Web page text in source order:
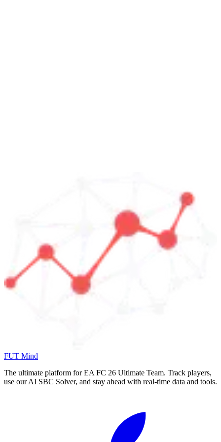
FUT Mind
The ultimate platform for EA FC 26 Ultimate Team. Track players,
use our AI SBC Solver, and stay ahead with real-time data and tools.